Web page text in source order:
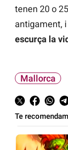
tenen 20 o
antigament,
escurça la
Mallorca